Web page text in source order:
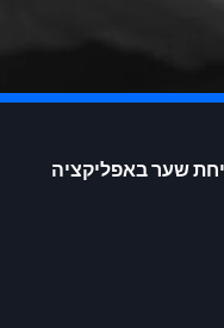
שער באפליקציה